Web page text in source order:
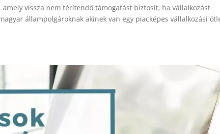
vissza nem térítendő támogatást biztosít, ha vállalkozást
állampolgároknak akinek van egy piacképes vállalkozási